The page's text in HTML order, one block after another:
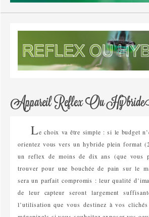
Appareil Reflex Ou
Le choix va être simple : si le budget
orientez vous vers un hybride plein format
un reflex de moins de dix ans (que vous
trouver pour une bouchée de pain sur le
sera un parfait compromis : leur qualité
de leur capteur seront largement
l’utilisation que vous destinez à vos